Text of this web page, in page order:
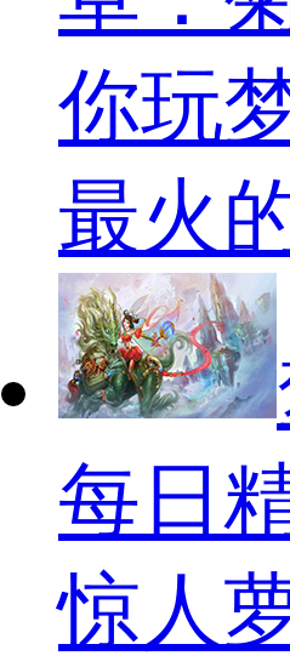
你玩
最火
每日
惊人